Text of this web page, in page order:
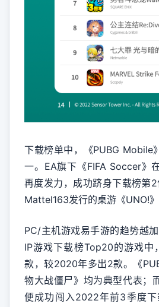
下载榜单中，《PUBG Mobile
一。EA旗下《FIFA Soccer》
再度发力，成功跻身下载榜第
Mattel163发行的桌游《UNO!》
PC/主机游戏易手游的趋势越
IP游戏下载榜Top20的游戏中
款，较2020年多出2款。《
物大战僵尸》均为典型代表；
便成功闯入2022年前3季度